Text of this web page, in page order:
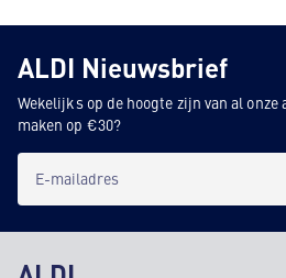
ALDI Nieuwsbrief
Wekelijks op de hoogte zijn van al
maken op €30?
E-mailadres